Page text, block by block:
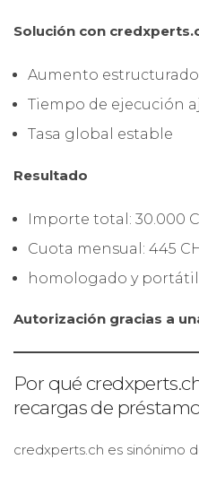
Solución con
Aumento estructurado
Tiempo de ejecución
Tasa global estable
Resultado
Importe total: 30.000
Cuota mensual: 445
homologado y portátil
Autorización gracias a
Por qué
recargas de
credxperts.ch es sinónimo